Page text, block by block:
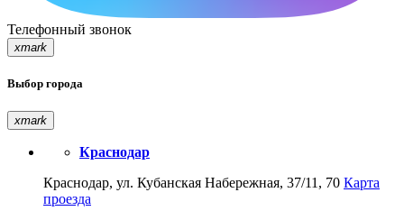
Телефонный звонок
xmark
Выбор города
xmark
Краснодар
Краснодар, ул. Кубанская Набережная, 37/11, 70 Карта
проезда